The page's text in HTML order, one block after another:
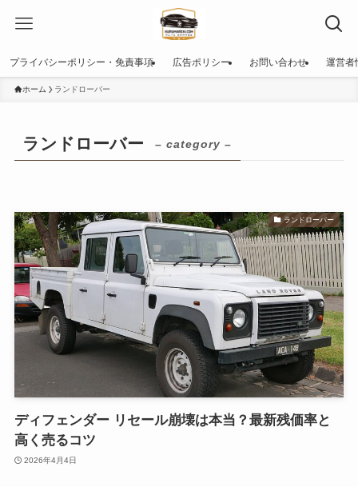
プライバシーポリシー・免責事項 広告ポリシー お問い合わせ 運営者
ホーム ランドローバー
ランドローバー – category –
ランドローバー
ディフェンダー リセール崩壊は本当？最新残価率と
高く売るコツ
2026年4月4日